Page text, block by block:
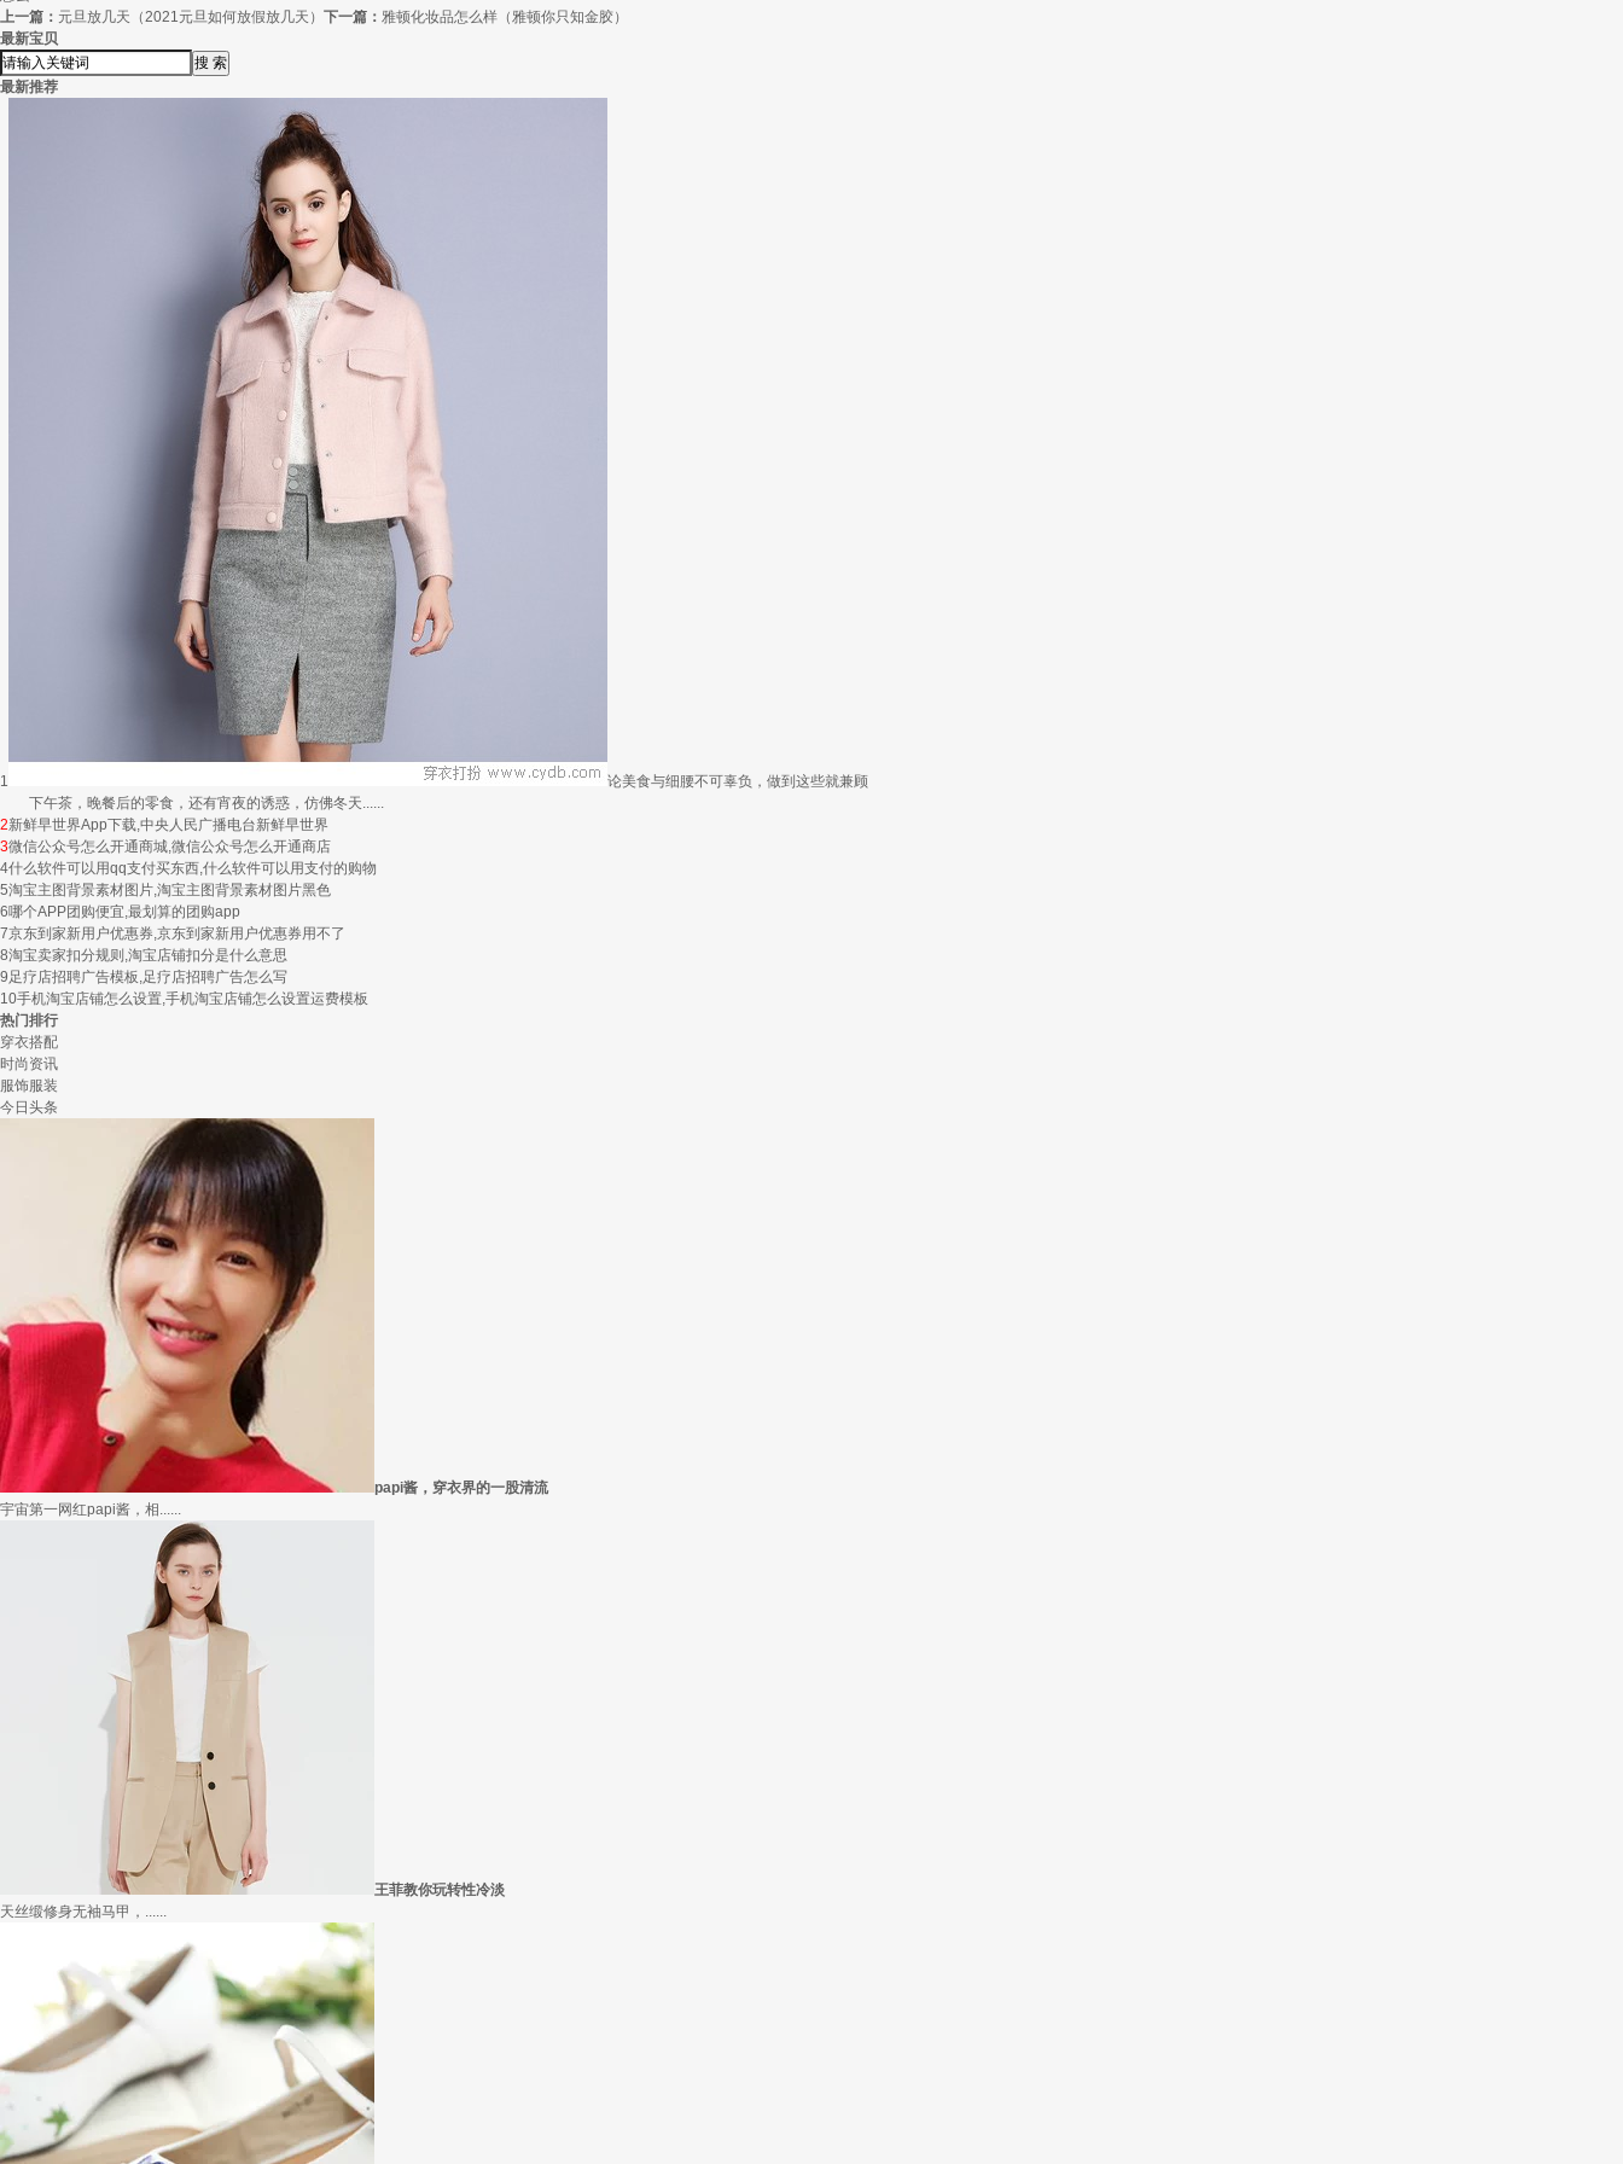
上一篇： 元旦放几天（2021元旦如何放假放几天） 下一篇： 雅顿化妆品怎么样（雅顿你只知金胶）
最新宝贝
最新推荐
1
论美食与细腰不可辜负，做到这些就兼顾
下午茶，晚餐后的零食，还有宵夜的诱惑，仿佛冬天......
2新鲜早世界App下载,中央人民广播电台新鲜早世界
3微信公众号怎么开通商城,微信公众号怎么开通商店
4什么软件可以用qq支付买东西,什么软件可以用支付的购物
5淘宝主图背景素材图片,淘宝主图背景素材图片黑色
6哪个APP团购便宜,最划算的团购app
7京东到家新用户优惠券,京东到家新用户优惠券用不了
8淘宝卖家扣分规则,淘宝店铺扣分是什么意思
9足疗店招聘广告模板,足疗店招聘广告怎么写
10手机淘宝店铺怎么设置,手机淘宝店铺怎么设置运费模板
热门排行
穿衣搭配
时尚资讯
服饰服装
今日头条
在买衣服的时候，我们会喜欢物美价廉的衣服，平常往往一件两三百的衣服，都觉得太......